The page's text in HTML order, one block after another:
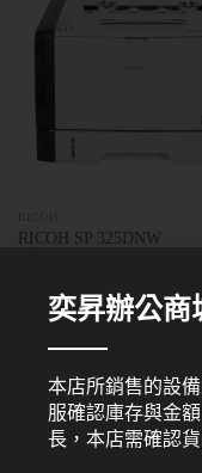
RICOH SP 325DNW
奕昇辦公商
本店所銷售的設
服確認庫存與金
長，本店需確認